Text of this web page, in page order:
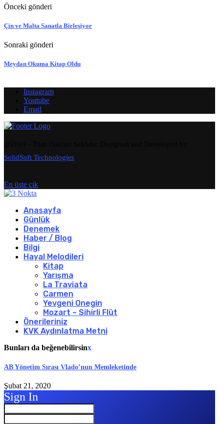
Önceki gönderi
Çin ve Malta Sanatla Birleşiyor
Sonraki gönderi
Meydan Okuma Kitap Oldu
Instagram
Youtube
Email
SolidSoft Technologies
En üste çık
Anasayfa
Günlük
Denemek
Haber / Blog
Bilgi
Hayal Melodileri
Kitap
Yarışma
La Traviata
Carmen
Yevgeni Onegin
Mozart – Sihirli Flüt
Önerileriniz
KVK Aydınlatma Metni
Bunları da beğenebilirsinx
AB Yönetim Sırası Vlado’nun Memleketinde
Şubat 21, 2020
Sign In